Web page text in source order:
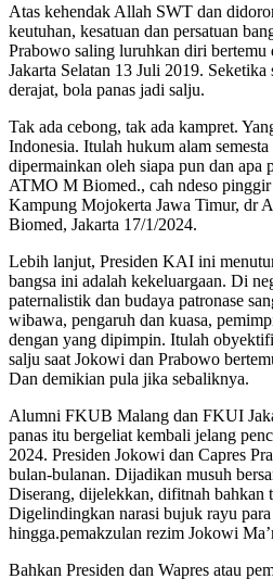
Atas kehendak Allah SWT dan
keutuhan, kesatuan dan persatuan
Prabowo saling luruhkan diri
Jakarta Selatan 13 Juli 2019.
derajat, bola panas jadi salju.
Tak ada cebong, tak ada kampret.
Indonesia. Itulah hukum alam
dipermainkan oleh siapa pun dan apa
ATMO M Biomed., cah ndeso pinggir
Kampung Mojokerta Jawa Timur, dr
Biomed, Jakarta 17/1/2024.
Lebih lanjut, Presiden KAI ini
bangsa ini adalah kekeluargaan. Di
paternalistik dan budaya patronase
wibawa, pengaruh dan kuasa,
dengan yang dipimpin. Itulah
salju saat Jokowi dan Prabowo
Dan demikian pula jika sebaliknya.
Alumni FKUB Malang dan FKUI
panas itu bergeliat kembali jelang
2024. Presiden Jokowi dan Capres
bulan-bulanan. Dijadikan musuh
Diserang, dijelekkan, difitnah bahkan
Digelindingkan narasi bujuk rayu
hingga.pemakzulan rezim Jokowi
Bahkan Presiden dan Wapres atau